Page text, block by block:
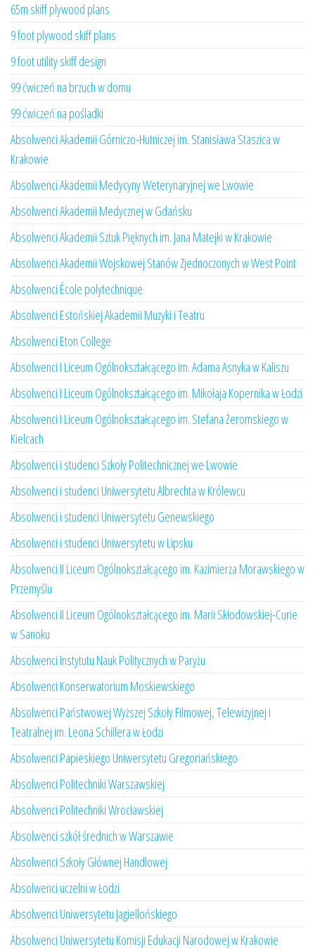
65m skiff plywood plans
9 foot plywood skiff plans
9 foot utility skiff design
99 ćwiczeń na brzuch w domu
99 ćwiczeń na pośladki
Absolwenci Akademii Górniczo-Hutniczej im. Stanisława Staszica w
Krakowie
Absolwenci Akademii Medycyny Weterynaryjnej we Lwowie
Absolwenci Akademii Medycznej w Gdańsku
Absolwenci Akademii Sztuk Pięknych im. Jana Matejki w Krakowie
Absolwenci Akademii Wojskowej Stanów Zjednoczonych w West Point
Absolwenci École polytechnique
Absolwenci Estońskiej Akademii Muzyki i Teatru
Absolwenci Eton College
Absolwenci I Liceum Ogólnokształcącego im. Adama Asnyka w Kaliszu
Absolwenci I Liceum Ogólnokształcącego im. Mikołaja Kopernika w Łodzi
Absolwenci I Liceum Ogólnokształcącego im. Stefana Żeromskiego w
Kielcach
Absolwenci i studenci Szkoły Politechnicznej we Lwowie
Absolwenci i studenci Uniwersytetu Albrechta w Królewcu
Absolwenci i studenci Uniwersytetu Genewskiego
Absolwenci i studenci Uniwersytetu w Lipsku
Absolwenci II Liceum Ogólnokształcącego im. Kazimierza Morawskiego w
Przemyślu
Absolwenci II Liceum Ogólnokształcącego im. Marii Skłodowskiej-Curie
w Sanoku
Absolwenci Instytutu Nauk Politycznych w Paryżu
Absolwenci Konserwatorium Moskiewskiego
Absolwenci Państwowej Wyższej Szkoły Filmowej, Telewizyjnej i
Teatralnej im. Leona Schillera w Łodzi
Absolwenci Papieskiego Uniwersytetu Gregoriańskiego
Absolwenci Politechniki Warszawskiej
Absolwenci Politechniki Wrocławskiej
Absolwenci szkół średnich w Warszawie
Absolwenci Szkoły Głównej Handlowej
Absolwenci uczelni w Łodzi
Absolwenci Uniwersytetu Jagiellońskiego
Absolwenci Uniwersytetu Komisji Edukacji Narodowej w Krakowie